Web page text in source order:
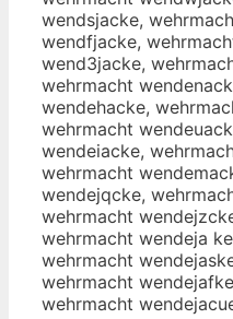
wendsjacke,
wendfjacke,
wend3jacke,
wehrmacht
wendehacke,
wehrmacht
wendeiacke,
wehrmacht
wendejqcke,
wehrmacht
wehrmacht wendeja
wehrmacht
wehrmacht
wehrmacht